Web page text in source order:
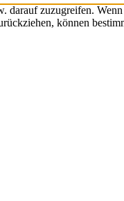
zuzugreifen.
können